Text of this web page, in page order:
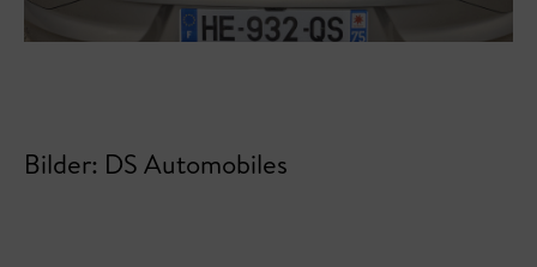
Bilder: DS Automobiles